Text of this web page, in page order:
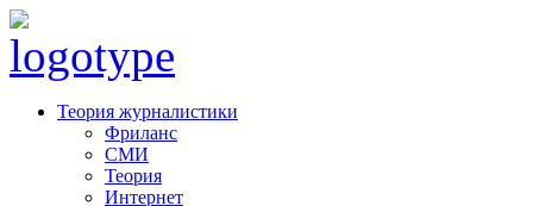
Теория журналистики
Фриланс
СМИ
Теория
Интернет